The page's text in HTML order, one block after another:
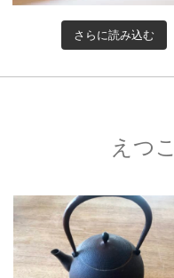
さらに読み込む
えつ